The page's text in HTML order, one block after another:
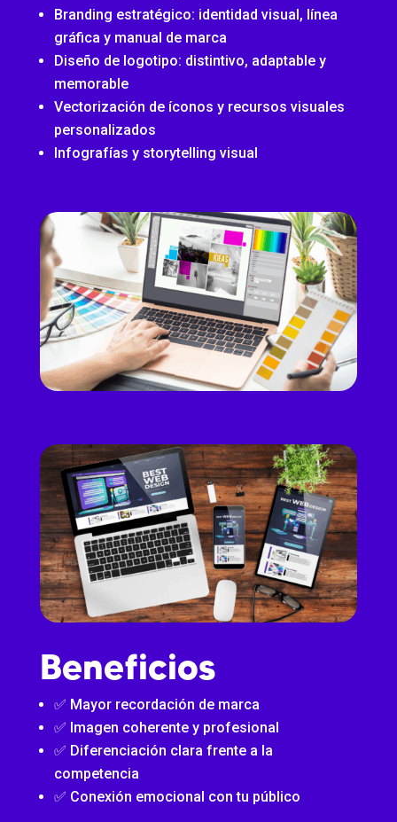
Branding estratégico: identidad visual, línea
gráfica y manual de marca
Diseño de logotipo: distintivo, adaptable y
memorable
Vectorización de íconos y recursos visuales
personalizados
Infografías y storytelling visual
Beneficios
✅ Mayor recordación de marca
✅ Imagen coherente y profesional
✅ Diferenciación clara frente a la
competencia
✅ Conexión emocional con tu público